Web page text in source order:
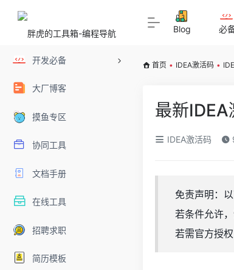
开发必备
大厂博客
摸鱼专区
协同工具
文档手册
在线工具
招聘求职
简历模板
Blog
必
首页 • IDEA激活码 •
最新IDEA
IDEA激活码
免责声明：
若条件允许，
若需官方授